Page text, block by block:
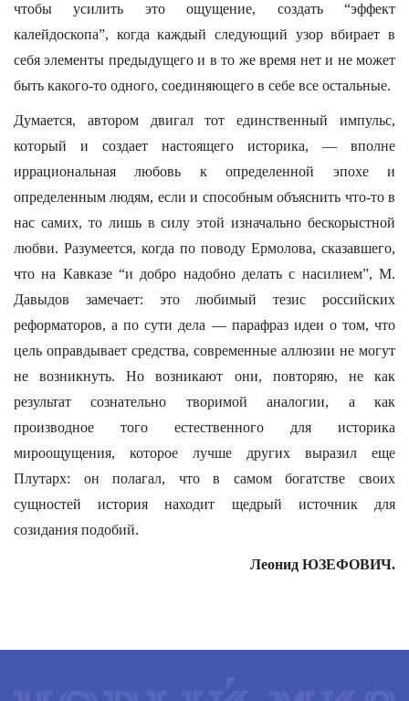
чтобы усилить это ощущение, создать “эффект
калейдоскопа”, когда каждый следующий узор вбирает в
себя элементы предыдущего и в то же время нет и не может
быть какого-то одного, соединяющего в себе все остальные.
Думается, автором двигал тот единственный импульс,
который и создает настоящего историка, — вполне
иррациональная любовь к определенной эпохе и
определенным людям, если и способным объяснить что-то в
нас самих, то лишь в силу этой изначально бескорыстной
любви. Разумеется, когда по поводу Ермолова, сказавшего,
что на Кавказе “и добро надобно делать с насилием”, М.
Давыдов замечает: это любимый тезис российских
реформаторов, а по сути дела — парафраз идеи о том, что
цель оправдывает средства, современные аллюзии не могут
не возникнуть. Но возникают они, повторяю, не как
результат сознательно творимой аналогии, а как
производное того естественного для историка
мироощущения, которое лучше других выразил еще
Плутарх: он полагал, что в самом богатстве своих
сущностей история находит щедрый источник для
созидания подобий.
Леонид ЮЗЕФОВИЧ.